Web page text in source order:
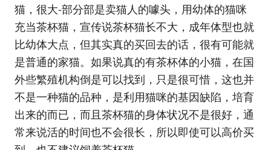
猫，很大-部分部是卖猫人的噱头，用幼体的猫咪
充当茶杯猫，宣传说茶杯猫长不大，成年体型也就
比幼体大点，但其实真的买回去的话，很有可能就
是普通的家猫。如果说真的有茶杯体的小猫，在国
外些繁殖机构倒是可以找到，只是很可惜，这也并
不是一种猫的品种，是利用猫咪的基因缺陷，培育
出来的而已，而且茶杯猫的身体状况不是很好，通
常来说活的时间也不会很长，所以即使可以高价买